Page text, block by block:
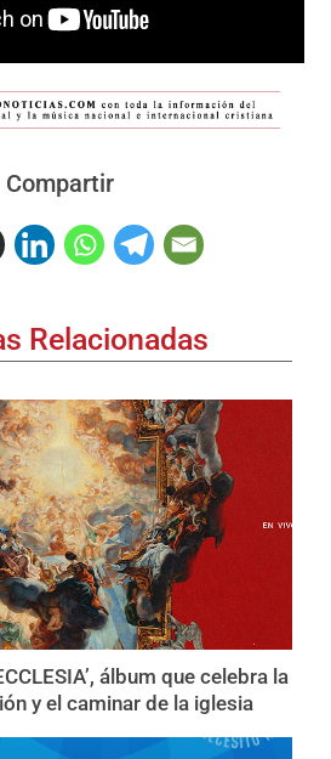
Compartir
Relacionadas
álbum que celebra la
y el caminar de la iglesia